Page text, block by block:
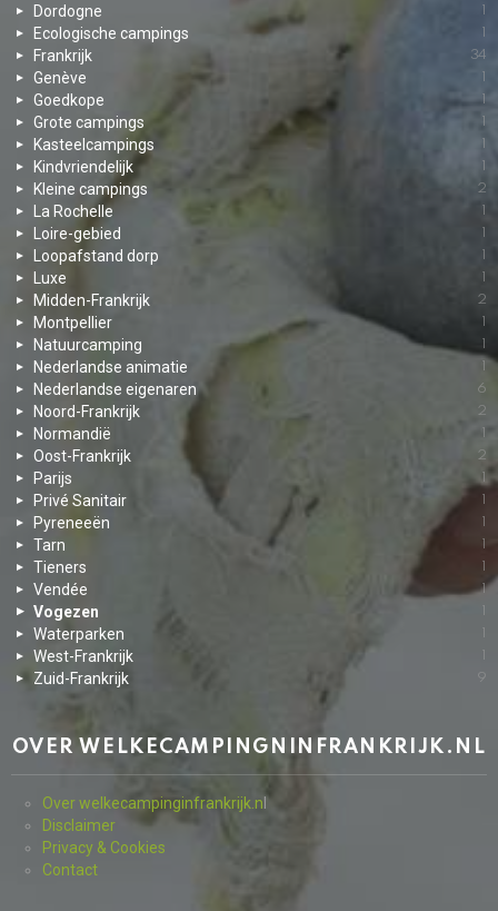
Dordogne
Ecologische campings
Frankrijk 34
Genève
Goedkope
Grote campings
Kasteelcampings
Kindvriendelijk
Kleine campings 2
La Rochelle
Loire-gebied
Loopafstand dorp
Luxe
Midden-Frankrijk 2
Montpellier
Natuurcamping
Nederlandse animatie
Nederlandse eigenaren 6
Noord-Frankrijk 2
Normandië
Oost-Frankrijk 2
Parijs
Privé Sanitair
Pyreneeën
Tarn
Tieners
Vendée 1
Vogezen
Waterparken
West-Frankrijk
Zuid-Frankrijk 9
OVER WELKECAMPINGNINFRANKRIJK.NL
Over welkecampinginfrankrijk.n
Disclaimer
Privacy & Cookies
Contact